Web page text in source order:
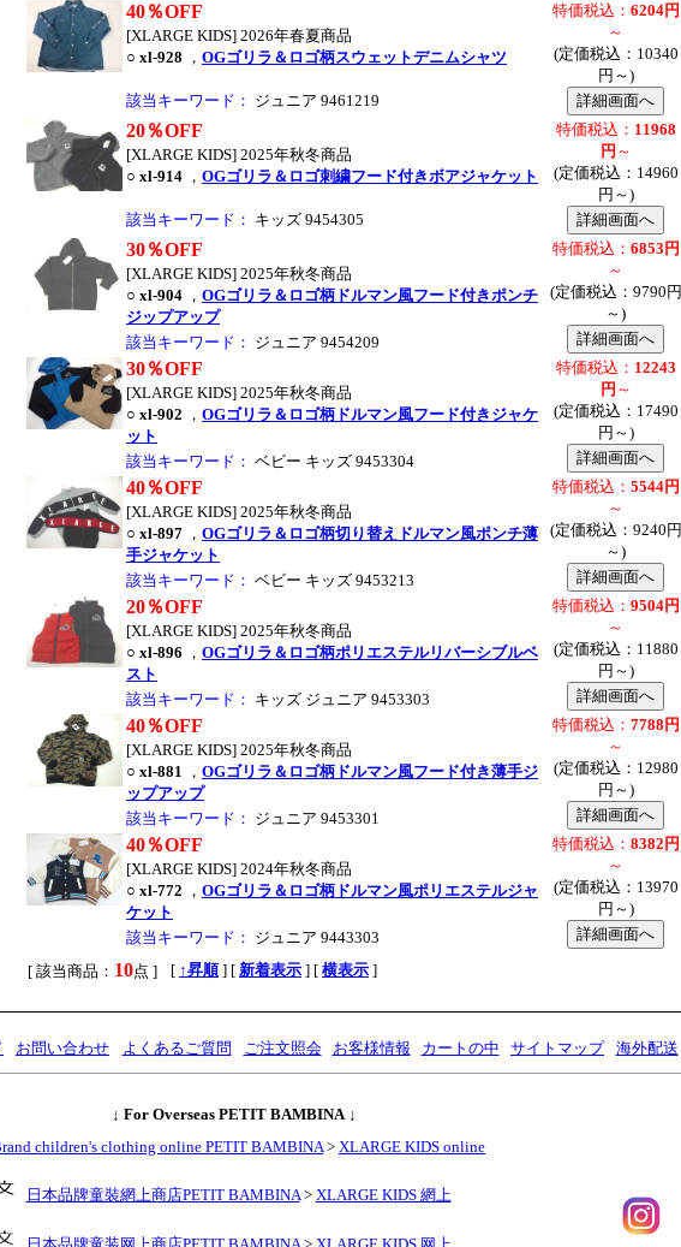
40％OFF
[XLARGE KIDS] 2026年春夏商品
○ xl-928 ， OGゴリラ＆ロゴ柄スウェットデニムシャツ
特価税込： 6204円
～
(定価税込：10340
円～)
該当キーワード： ジュニア 9461219
20％OFF
[XLARGE KIDS] 2025年秋冬商品
○ xl-914 ， OGゴリラ＆ロゴ刺繍フード付きボアジャケット
特価税込： 11968
円 ～
(定価税込：14960
円～)
該当キーワード： キッズ 9454305
30％OFF
[XLARGE KIDS] 2025年秋冬商品
○ xl-904 ， OGゴリラ＆ロゴ柄ドルマン風フード付きポンチ
ジップアップ
特価税込： 6853円
～
(定価税込：9790円
～)
該当キーワード： ジュニア 9454209
30％OFF
[XLARGE KIDS] 2025年秋冬商品
○ xl-902 ， OGゴリラ＆ロゴ柄ドルマン風フード付きジャケ
ット
特価税込： 12243
円 ～
(定価税込：17490
円～)
該当キーワード： ベビー キッズ 9453304
40％OFF
[XLARGE KIDS] 2025年秋冬商品
○ xl-897 ， OGゴリラ＆ロゴ柄切り替えドルマン風ポンチ薄
手ジャケット
特価税込： 5544円
～
(定価税込：9240円
～)
該当キーワード： ベビー キッズ 9453213
20％OFF
[XLARGE KIDS] 2025年秋冬商品
○ xl-896 ， OGゴリラ＆ロゴ柄ポリエステルリバーシブルベ
スト
特価税込： 9504円
～
(定価税込：11880
円～)
該当キーワード： キッズ ジュニア 9453303
40％OFF
[XLARGE KIDS] 2025年秋冬商品
○ xl-881 ， OGゴリラ＆ロゴ柄ドルマン風フード付き薄手ジ
ップアップ
特価税込： 7788円
～
(定価税込：12980
円～)
該当キーワード： ジュニア 9453301
40％OFF
[XLARGE KIDS] 2024年秋冬商品
○ xl-772 ， OGゴリラ＆ロゴ柄ドルマン風ポリエステルジャ
ケット
特価税込： 8382円
～
(定価税込：13970
円～)
該当キーワード： ジュニア 9443303
[ 該当商品： 10点 ] [ ↑昇順 ] [ 新着表示 ] [ 横表示 ]
お問い合わせ よくあるご質問 ご注文照会 お客様情報 カートの中 サイトマップ 海外配送
↓ For Overseas PETIT BAMBINA↓
children's clothing online PETIT BAMBINA> XLARGE KIDS online
日本品牌童裝網上商店PETIT BAMBINA> XLARGE KIDS 網上